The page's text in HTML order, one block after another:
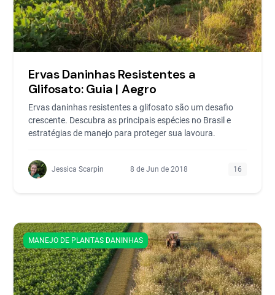
Ervas Daninhas Resistentes a
Glifosato: Guia | Aegro
Ervas daninhas resistentes a glifosato são um desafio
crescente. Descubra as principais espécies no Brasil e
estratégias de manejo para proteger sua lavoura.
Jessica Scarpin 8 de Jun de 2018 16
MANEJO DE PLANTAS DANINHAS